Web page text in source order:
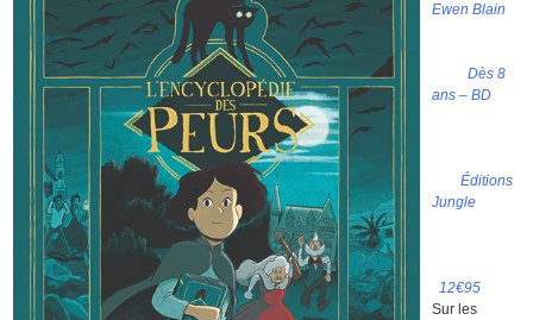
Ewen Blain
Dès 8
ans – BD
Éditions
Jungle
12€95
Sur les